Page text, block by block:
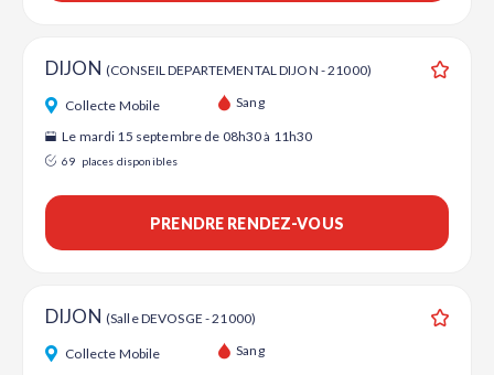
DIJON (CONSEIL DEPARTEMENTAL DIJON - 21000)
Collecte Mobile Sang
Le mardi 15 septembre de 08h30 à 11h30
69 places disponibles
PRENDRE RENDEZ-VOUS
DIJON (Salle DEVOSGE - 21000)
Collecte Mobile Sang